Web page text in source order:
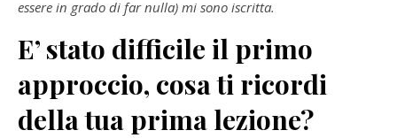
essere in grado di far nulla) mi sono iscritta.
E’ stato difficile il primo
approccio, cosa ti ricordi
della tua prima lezione?